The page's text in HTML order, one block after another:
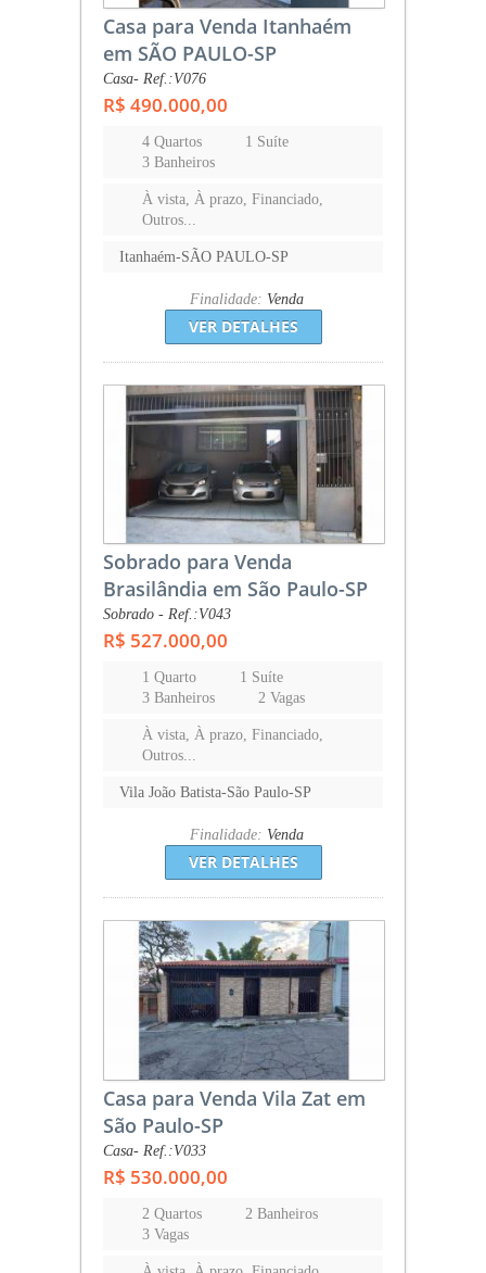
Casa para Venda Itanhaém
em SÃO PAULO-SP
Casa- Ref.:V076
R$ 490.000,00
4 Quartos
1 Suíte
3 Banheiros
À vista, À prazo, Financiado,
Outros...
Itanhaém-SÃO PAULO-SP
Finalidade: Venda
VER DETALHES
Sobrado para Venda
Brasilândia em São Paulo-SP
Sobrado - Ref.:V043
R$ 527.000,00
1 Quarto
1 Suíte
3 Banheiros
2 Vagas
À vista, À prazo, Financiado,
Outros...
Vila João Batista-São Paulo-SP
Finalidade: Venda
VER DETALHES
Casa para Venda Vila Zat em
São Paulo-SP
Casa- Ref.:V033
R$ 530.000,00
2 Quartos
2 Banheiros
3 Vagas